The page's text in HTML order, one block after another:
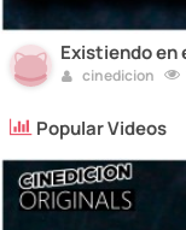
Existiendo en
cinedicion
Popular Videos